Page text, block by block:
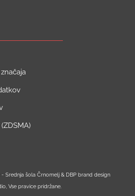
Srednja šola Črnomelj & DBP brand design
Vse pravice pridržane.